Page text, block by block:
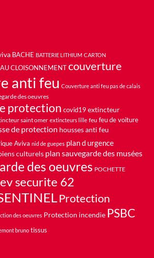
BACHE BATTERIE LITHIUM CARTON
CLOISONNEMENT couverture
anti feu Couverture anti feu pas de calais
des oeuvres
protection covid19 extincteur
saint omer extincteurs lille feu feu de voiture
de protection housses anti feu
Aviva nid de guepes plan d urgence
culturels plan sauvegarde des musées
des oeuvres POCHETTE
securite 62
Protection
des oeuvres Protection incendie PSBC
bruno tissus